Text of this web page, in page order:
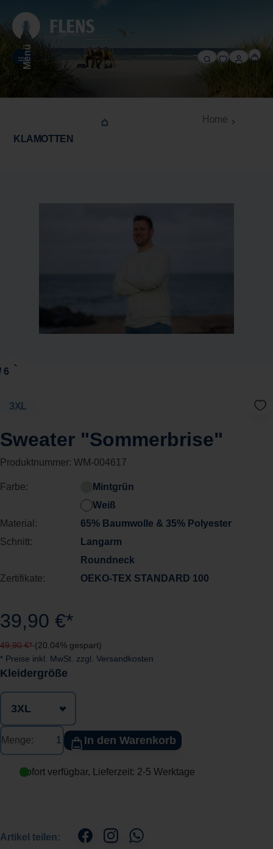
springen
Menü
Home
KLAMOTTEN
3XL
Sweater "Sommerbrise"
Produktnummer: WM-004617
Farbe:
Mintgrün
Weiß
Material:
65% Baumwolle & 35% Polyester
Schnitt:
Langarm
Roundneck
Zertifikate:
OEKO-TEX STANDARD 100
39,90 €*
49,90 €*(20.04% gespart)
* Preise inkl. MwSt. zzgl. Versandkosten
Kleidergröße
Menge: In den Warenkorb
Sofort verfügbar, Lieferzeit: 2-5 Werktage
Artikel teilen: